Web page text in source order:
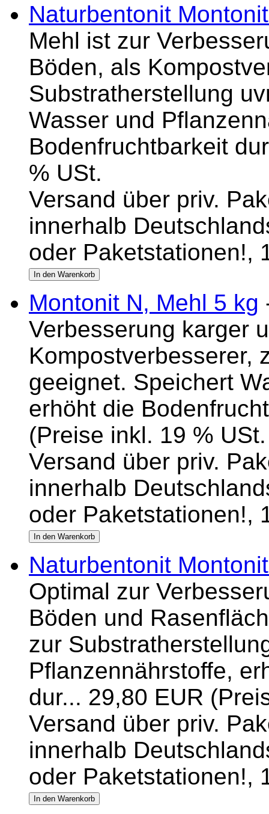
Naturbentonit
Mehl ist zur
Böden, als
Substratherstellung
Wasser und
Bodenfruchtbarkeit
% USt.
Versand über priv.
innerhalb
oder Paketstationen!,
Montonit N, Mehl 5 kg
Verbesserung karger
Kompostverbesserer,
geeignet. Speichert
erhöht die
(Preise inkl. 19 % USt.
Versand über priv.
innerhalb
oder Paketstationen!,
Naturbentonit
Optimal zur
Böden und
zur
Pflanzennährstoffe,
dur... 29,80 EUR
Versand über priv.
innerhalb
oder Paketstationen!,